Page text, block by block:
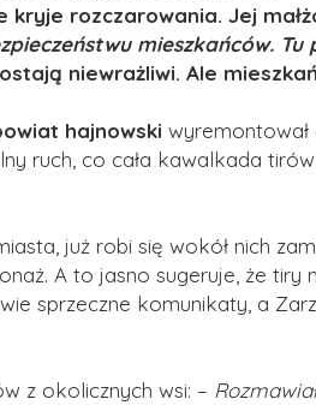
rozczarowania. Jej
mieszkańców.
niewrażliwi. Ale
hajnowski
ruch, co cała kawalkada
już robi się wokół nich
A to jasno sugeruje, że tiry
sprzeczne komunikaty, a
z okolicznych wsi: –